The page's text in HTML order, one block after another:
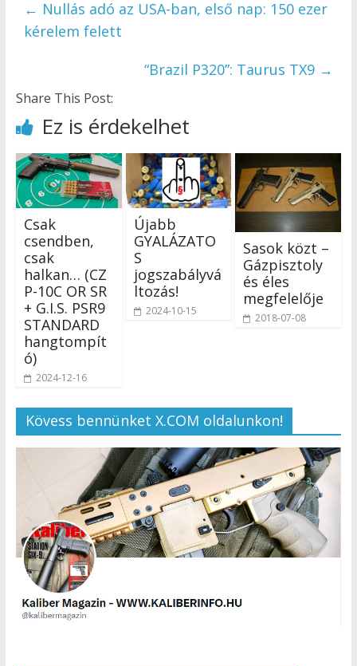
← Nullás adó az USA-ban, első nap: 150 ezer
kérelem felett
“Brazil P320”: Taurus TX9 →
Share This Post:
Ez is érdekelhet
Csak
csendben,
csak
halkan… (CZ
P-10C OR SR
+ G.I.S. PSR9
STANDARD
hangtompít
ó)
2024-12-16
Újabb
GYALÁZATO
S
jogszabályvá
ltozás!
2024-10-15
Sasok közt –
Gázpisztoly
és éles
megfelelője
2018-07-08
Kövess bennünket X.COM oldalunkon!